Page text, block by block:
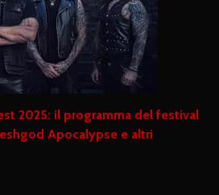
2025: il programma del festival
Apocalypse e altri